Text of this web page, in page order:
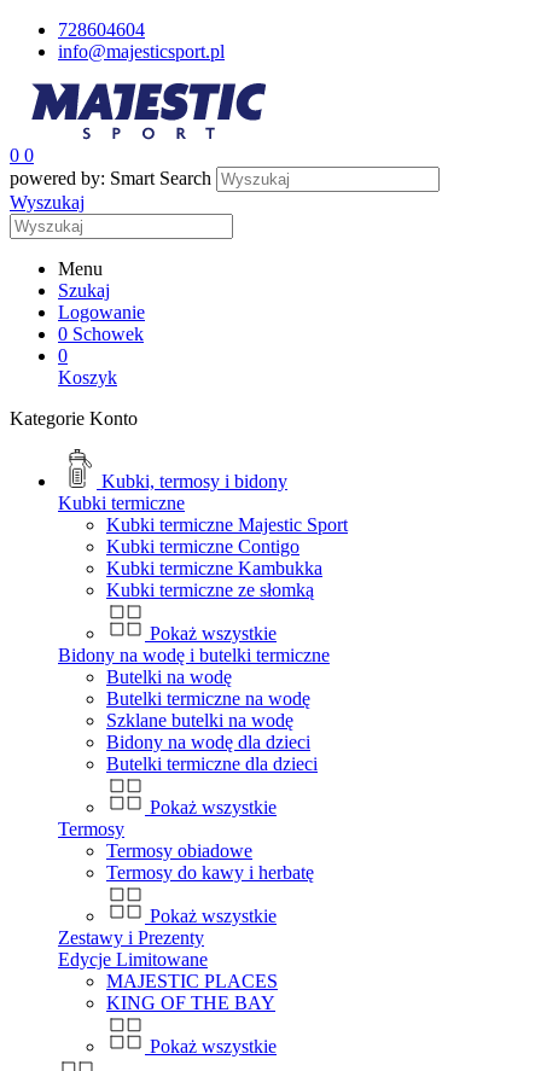
728604604
info@majesticsport.pl
0 0
powered by: Smart Search
Wyszukaj
Menu
Szukaj
Logowanie
0 Schowek
0
Koszyk
Kategorie Konto
Kubki, termosy i bidony
Kubki termiczne
Kubki termiczne Majestic Sport
Kubki termiczne Contigo
Kubki termiczne Kambukka
Kubki termiczne ze słomką
Pokaż wszystkie
Bidony na wodę i butelki termiczne
Butelki na wodę
Butelki termiczne na wodę
Szklane butelki na wodę
Bidony na wodę dla dzieci
Butelki termiczne dla dzieci
Pokaż wszystkie
Termosy
Termosy obiadowe
Termosy do kawy i herbatę
Pokaż wszystkie
Zestawy i Prezenty
Edycje Limitowane
MAJESTIC PLACES
KING OF THE BAY
Pokaż wszystkie